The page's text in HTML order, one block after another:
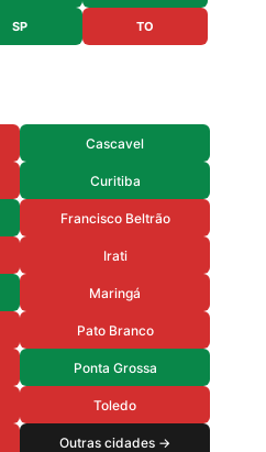
SP TO
Cascavel
Curitiba
Francisco Beltrão
Irati
Maringá
Pato Branco
Ponta Grossa
Toledo
Outras cidades →